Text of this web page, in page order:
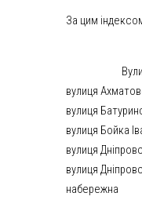
За цим
вулиця
вулиця
вулиця Бойка
вулиця
вулиця
набережна